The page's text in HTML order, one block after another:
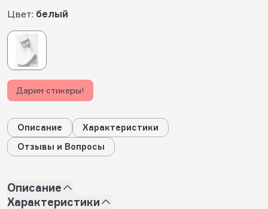
Цвет: белый
Дарим стикеры!
Описание
Характеристики
Отзывы и Вопросы
Описание
Характеристики